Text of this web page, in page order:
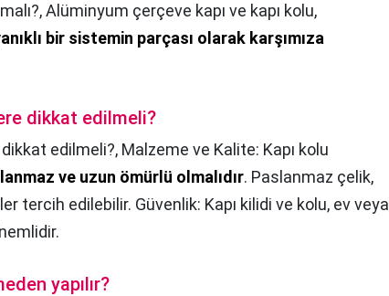
Alüminyum çerçeve kapı ve kapı kolu,
bir sistemin parçası olarak karşımıza
dikkat edilmeli?
edilmeli?, Malzeme ve Kalite: Kapı kolu
ve uzun ömürlü olmalıdır. Paslanmaz çelik,
tercih edilebilir. Güvenlik: Kapı kilidi ve kolu, ev veya
yapılır?